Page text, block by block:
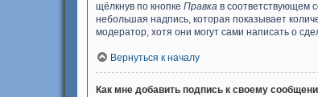
щёлкнув по кнопке Правка в соответствующем
небольшая надпись, которая показывает
модератор, хотя они могут сами написать о
Вернуться к началу
Как мне добавить подпись к своему